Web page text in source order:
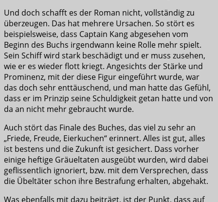
Und doch schafft es der Roman nicht, vollständig zu
überzeugen. Das hat mehrere Ursachen. So stört es
beispielsweise, dass Captain Kang abgesehen vom
Beginn des Buchs irgendwann keine Rolle mehr spielt.
Sein Schiff wird stark beschädigt und er muss zusehen,
wie er es wieder flott kriegt. Angesichts der Stärke und
Prominenz, mit der diese Figur eingeführt wurde, war
das doch sehr enttäuschend, und man hatte das Gefühl,
dass er im Prinzip seine Schuldigkeit getan hatte und von
da an nicht mehr gebraucht wurde.
Auch stört das Finale des Buches, das viel zu sehr an
„Friede, Freude, Eierkuchen“ erinnert. Alles ist gut, alles
ist bestens und die Zukunft ist gesichert. Dass vorher
einige heftige Gräueltaten ausgeübt wurden, wird dabei
geflissentlich ignoriert, bzw. mit dem Versprechen, dass
die Übeltäter schon ihre Bestrafung erhalten, abgehakt.
Was ebenfalls mit dazu beiträgt, ist der Punkt, dass auf